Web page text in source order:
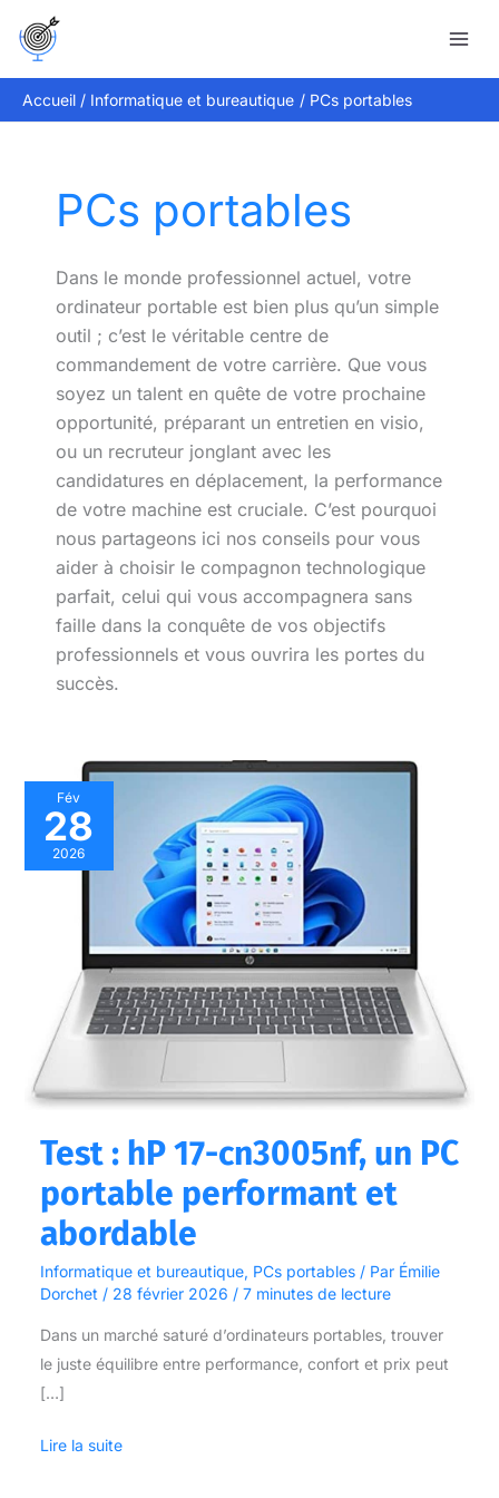
Accueil
Informatique et bureautique PCs portables
PCs portables
Dans le monde professionnel actuel, votre
ordinateur portable est bien plus qu’un simple
outil ; c’est le véritable centre de
commandement de votre carrière. Que vous
soyez un talent en quête de votre prochaine
opportunité, préparant un entretien en visio,
ou un recruteur jonglant avec les
candidatures en déplacement, la performance
de votre machine est cruciale. C’est pourquoi
nous partageons ici nos conseils pour vous
aider à choisir le compagnon technologique
parfait, celui qui vous accompagnera sans
faille dans la conquête de vos objectifs
professionnels et vous ouvrira les portes du
succès.
Fév
28
2026
Test : hP 17-cn3005nf, un PC
portable performant et
abordable
Informatique et bureautique, PCs portables/ Par Émilie
Dorchet / 28 février 2026 / 7 minutes de lecture
Dans un marché saturé d’ordinateurs portables, trouver
le juste équilibre entre performance, confort et prix peut
[…]
Test
hP
portable
performant
et
abordable
Lire la suite
Rechercher